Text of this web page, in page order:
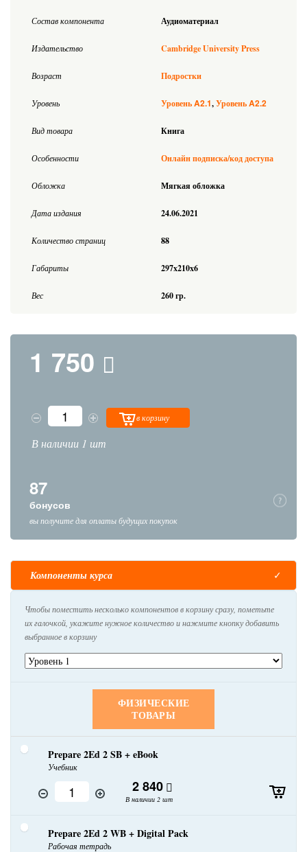
Состав компонента Аудиоматериал
Издательство Cambridge University Press
Возраст Подростки
Уровень УровеньA2.1 УровеньA2.2
Вид товара Книга
Особенности Онлайн подписка/код доступа
Обложка Мягкая обложка
Дата издания 24.06.2021
Количество страниц 88
Габариты 297x210x6
Вес 260 гр.
1 750
в корзину
В наличии 1 шт
87
бонусов
вы получите для оплаты будущих покупок
Компоненты курса
Чтобы поместить несколько компонентов в корзину сразу, пометьте
их галочкой, укажите нужное количество и нажмите кнопку добавить
выбранное в корзину
ФИЗИЧЕСКИЕ
ТОВАРЫ
Prepare 2Ed 2 SB + eBook
Учебник
2 840
В наличии 2 шт
Prepare 2Ed 2 WB + Digital Pack
Рабочая тетрадь